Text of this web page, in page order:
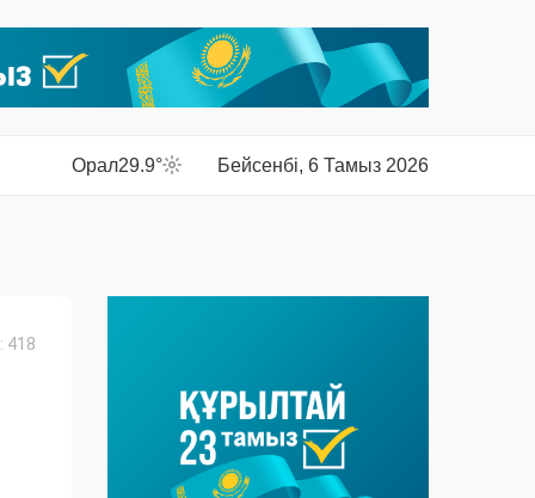
Орал29.9° Бейсенбі, 6 Тамыз 2026
418